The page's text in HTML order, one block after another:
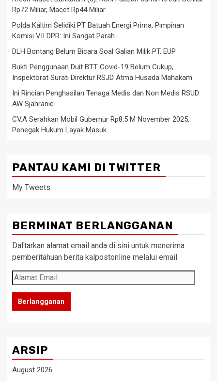
Rp72 Miliar, Macet Rp44 Miliar
Polda Kaltim Selidiki PT Batuah Energi Prima, Pimpinan
Komisi VII DPR: Ini Sangat Parah
DLH Bontang Belum Bicara Soal Galian Milik PT. EUP
Bukti Penggunaan Duit BTT Covid-19 Belum Cukup,
Inspektorat Surati Direktur RSJD Atma Husada Mahakam
Ini Rincian Penghasilan Tenaga Medis dan Non Medis RSUD
AW Sjahranie
CV.A Serahkan Mobil Gubernur Rp8,5 M November 2025,
Penegak Hukum Layak Masuk
PANTAU KAMI DI TWITTER
My Tweets
BERMINAT BERLANGGANAN
Daftarkan alamat email anda di sini untuk menerima
pemberitahuan berita kalpostonline melalui email
Alamat
Email
Berlangganan
ARSIP
August 2026